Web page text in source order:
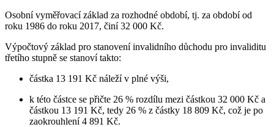
Osobní vyměřovací základ za rozhodné období, tj. za období od
roku 1986 do roku 2017, činí 32 000 Kč.
Výpočtový základ pro stanovení invalidního důchodu pro invaliditu
třetího stupně se stanoví takto:
částka 13 191 Kč náleží v plné výši,
k této částce se přičte 26 % rozdílu mezi částkou 32 000 Kč a
částkou 13 191 Kč, tedy 26 % z částky 18 809 Kč, což je po
zaokrouhlení 4 891 Kč.